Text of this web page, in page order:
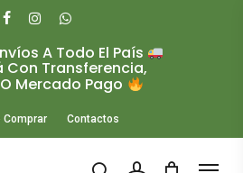
A Todo El País
Con Transferencia,
Mercado Pago
Comprar Contactos
Menu